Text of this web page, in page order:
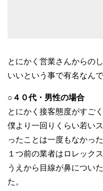
とにかく営業さんからの
いいという事で有名なんで
○４０代・男性の場合
とにかく接客態度がすごく
僕より一回りくらい若い
ったことは一度もなかった
１つ前の業者はロレック
うえから目線が鼻につい
た。